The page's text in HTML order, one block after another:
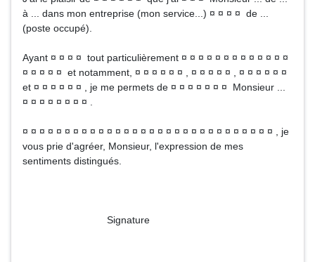
à ... dans mon entreprise (mon service...) ¤ ¤ ¤ ¤ de ...
(poste occupé).
Ayant ¤ ¤ ¤ ¤ tout particulièrement ¤ ¤ ¤ ¤ ¤ ¤ ¤ ¤ ¤ ¤ ¤ ¤ ¤
¤ ¤ ¤ ¤ ¤ et notamment, ¤ ¤ ¤ ¤ ¤ ¤ , ¤ ¤ ¤ ¤ ¤ , ¤ ¤ ¤ ¤ ¤ ¤
et ¤ ¤ ¤ ¤ ¤ ¤ , je me permets de ¤ ¤ ¤ ¤ ¤ ¤ ¤ Monsieur ...
¤ ¤ ¤ ¤ ¤ ¤ ¤ ¤ .
¤ ¤ ¤ ¤ ¤ ¤ ¤ ¤ ¤ ¤ ¤ ¤ ¤ ¤ ¤ ¤ ¤ ¤ ¤ ¤ ¤ ¤ ¤ ¤ ¤ ¤ ¤ ¤ ¤ ¤ , je
vous prie d'agréer, Monsieur, l'expression de mes
sentiments distingués.
Signature